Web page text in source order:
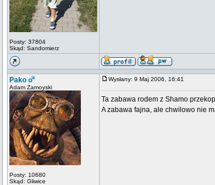
Posty: 37804
Skąd: Sandomierz
Pako
Adam Zamoyski
Posty: 10680
Skąd: Gliwice
Wysłany: 9 Maj 2006, 16:41
Ta zabawa rodem z Shamo
A zabawa fajna, ale chwilowo nie